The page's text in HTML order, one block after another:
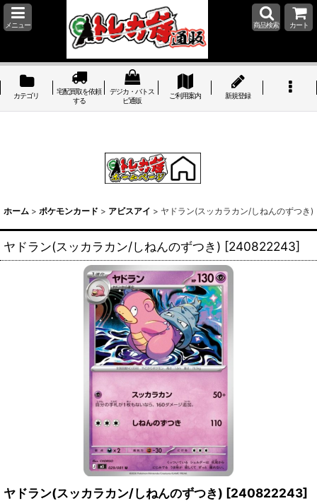
メニュー 商品検索 カート
カテゴリ
宅配買取を依頼
する
デジカ・バトス
ピ通販
ご利用案内 新規登録
ホーム > ポケモンカード > アビスアイ > ヤドラン(スッカラカン/しねんのずつき)
ヤドラン(スッカラカン/しねんのずつき) [240822243]
ヤドラン(スッカラカン/しねんのずつき) [240822243]